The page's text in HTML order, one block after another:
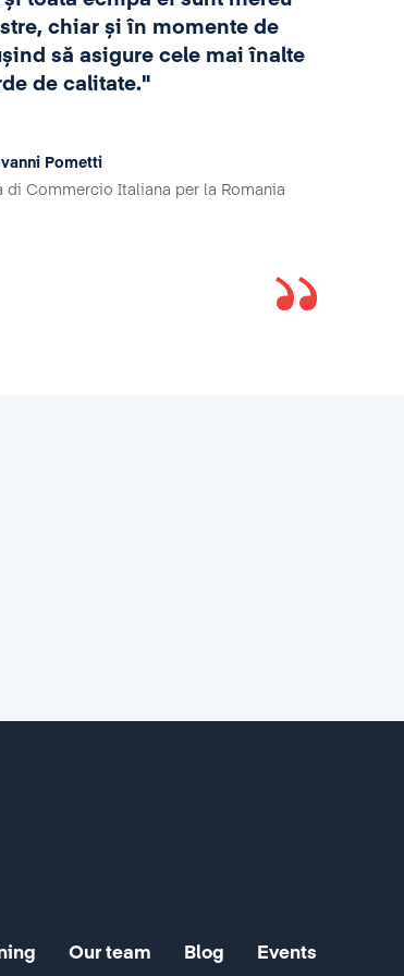
chiar și în momente de
să asigure cele mai înalte
de calitate."
Pometti
di Commercio Italiana per la Romania
Our team Blog Events